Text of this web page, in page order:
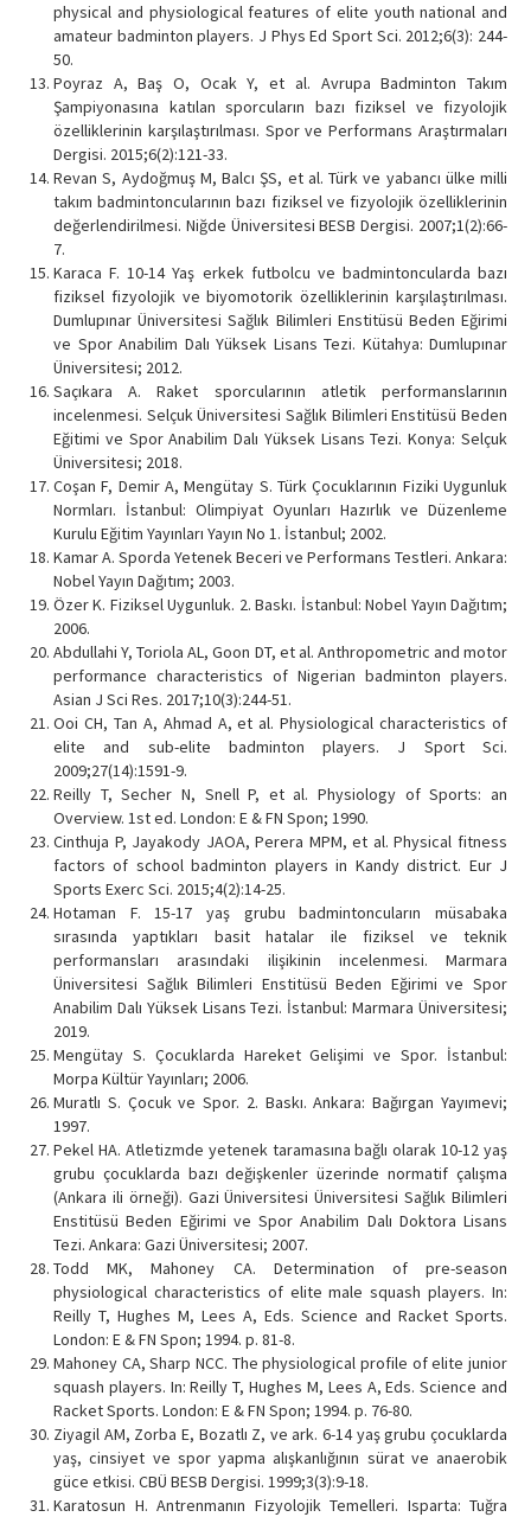
physical and physiological features of elite youth national and
amateur badminton players. J Phys Ed Sport Sci. 2012;6(3): 244-
50.
Poyraz A, Baş O, Ocak Y, et al. Avrupa Badminton Takım
Şampiyonasına katılan sporcuların bazı fiziksel ve fizyolojik
özelliklerinin karşılaştırılması. Spor ve Performans Araştırmaları
Dergisi. 2015;6(2):121-33.
Revan S, Aydoğmuş M, Balcı ŞS, et al. Türk ve yabancı ülke milli
takım badmintoncularının bazı fiziksel ve fizyolojik özelliklerinin
değerlendirilmesi. Niğde Üniversitesi BESB Dergisi. 2007;1(2):66-
7.
Karaca F. 10-14 Yaş erkek futbolcu ve badmintoncularda bazı
fiziksel fizyolojik ve biyomotorik özelliklerinin karşılaştırılması.
Dumlupınar Üniversitesi Sağlık Bilimleri Enstitüsü Beden Eğirimi
ve Spor Anabilim Dalı Yüksek Lisans Tezi. Kütahya: Dumlupınar
Üniversitesi; 2012.
Saçıkara A. Raket sporcularının atletik performanslarının
incelenmesi. Selçuk Üniversitesi Sağlık Bilimleri Enstitüsü Beden
Eğitimi ve Spor Anabilim Dalı Yüksek Lisans Tezi. Konya: Selçuk
Üniversitesi; 2018.
Coşan F, Demir A, Mengütay S. Türk Çocuklarının Fiziki Uygunluk
Normları. İstanbul: Olimpiyat Oyunları Hazırlık ve Düzenleme
Kurulu Eğitim Yayınları Yayın No 1. İstanbul; 2002.
Kamar A. Sporda Yetenek Beceri ve Performans Testleri. Ankara:
Nobel Yayın Dağıtım; 2003.
Özer K. Fiziksel Uygunluk. 2. Baskı. İstanbul: Nobel Yayın Dağıtım;
2006.
Abdullahi Y, Toriola AL, Goon DT, et al. Anthropometric and motor
performance characteristics of Nigerian badminton players.
Asian J Sci Res. 2017;10(3):244-51.
Ooi CH, Tan A, Ahmad A, et al. Physiological characteristics of
elite and sub-elite badminton players. J Sport Sci.
2009;27(14):1591-9.
Reilly T, Secher N, Snell P, et al. Physiology of Sports: an
Overview. 1st ed. London: E & FN Spon; 1990.
Cinthuja P, Jayakody JAOA, Perera MPM, et al. Physical fitness
factors of school badminton players in Kandy district. Eur J
Sports Exerc Sci. 2015;4(2):14-25.
Hotaman F. 15-17 yaş grubu badmintoncuların müsabaka
sırasında yaptıkları basit hatalar ile fiziksel ve teknik
performansları arasındaki ilişikinin incelenmesi. Marmara
Üniversitesi Sağlık Bilimleri Enstitüsü Beden Eğirimi ve Spor
Anabilim Dalı Yüksek Lisans Tezi. İstanbul: Marmara Üniversitesi;
2019.
Mengütay S. Çocuklarda Hareket Gelişimi ve Spor. İstanbul:
Morpa Kültür Yayınları; 2006.
Muratlı S. Çocuk ve Spor. 2. Baskı. Ankara: Bağırgan Yayımevi;
1997.
Pekel HA. Atletizmde yetenek taramasına bağlı olarak 10-12 yaş
grubu çocuklarda bazı değişkenler üzerinde normatif çalışma
(Ankara ili örneği). Gazi Üniversitesi Üniversitesi Sağlık Bilimleri
Enstitüsü Beden Eğirimi ve Spor Anabilim Dalı Doktora Lisans
Tezi. Ankara: Gazi Üniversitesi; 2007.
Todd MK, Mahoney CA. Determination of pre-season
physiological characteristics of elite male squash players. In:
Reilly T, Hughes M, Lees A, Eds. Science and Racket Sports.
London: E & FN Spon; 1994. p. 81-8.
Mahoney CA, Sharp NCC. The physiological profile of elite junior
squash players. In: Reilly T, Hughes M, Lees A, Eds. Science and
Racket Sports. London: E & FN Spon; 1994. p. 76-80.
Ziyagil AM, Zorba E, Bozatlı Z, ve ark. 6-14 yaş grubu çocuklarda
yaş, cinsiyet ve spor yapma alışkanlığının sürat ve anaerobik
güce etkisi. CBÜ BESB Dergisi. 1999;3(3):9-18.
Karatosun H. Antrenmanın Fizyolojik Temelleri. Isparta: Tuğra